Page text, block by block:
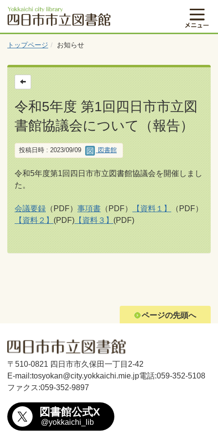
トップページ お知らせ
令和5年度 第1回四日市市立図
書館協議会について（報告）
投稿日時 : 2023/09/09 図書館
令和5年度第1回四日市市立図書館協議会を開催しまし
た。
会議要録 （PDF） 事項書 （PDF） 【資料１】
（PDF）
【資料２】 (PDF) 【資料３】 (PDF)
ページの先頭へ
〒510-0821 四日市市久保田一丁目2-42
E-mail:tosyokan@city.yokkaichi.mie.jp電話:059-352-5108
ファクス:059-352-9897
図書館公式X
@yokkaichi_lib